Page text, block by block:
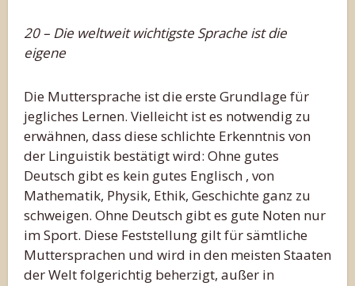
20 – Die weltweit wichtigste Sprache ist die
eigene
Die Muttersprache ist die erste Grundlage für
jegliches Lernen. Vielleicht ist es notwendig zu
erwähnen, dass diese schlichte Erkenntnis von
der Linguistik bestätigt wird: Ohne gutes
Deutsch gibt es kein gutes Englisch , von
Mathematik, Physik, Ethik, Geschichte ganz zu
schweigen. Ohne Deutsch gibt es gute Noten nur
im Sport. Diese Feststellung gilt für sämtliche
Muttersprachen und wird in den meisten Staaten
der Welt folgerichtig beherzigt, außer in